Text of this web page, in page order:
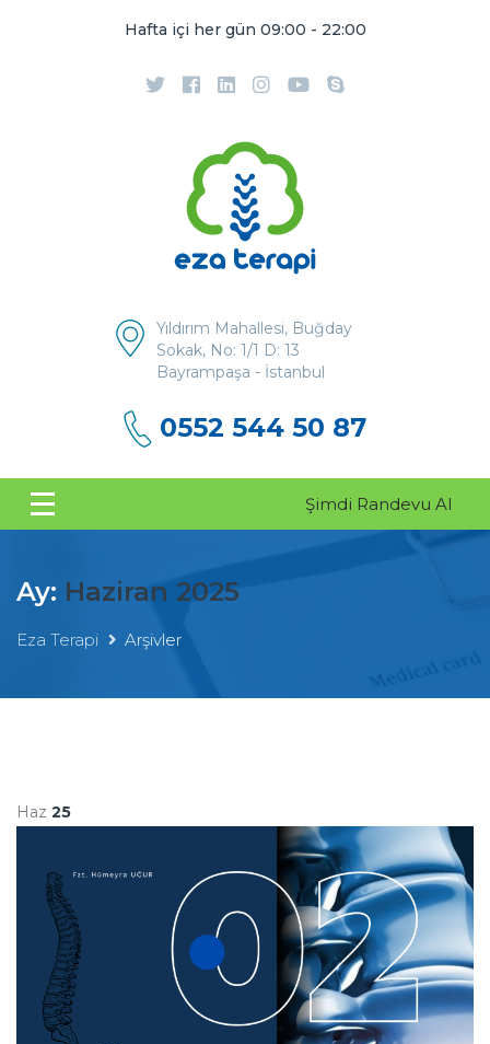
Hafta içi her gün 09:00 - 22:00
Yıldırım Mahallesi, Buğday
Sokak, No: 1/1 D: 13
Bayrampaşa - İstanbul
0552 544 50 87
Şimdi Randevu Al
Ay: Haziran 2025
Eza Terapi Arşivler
Haz 25